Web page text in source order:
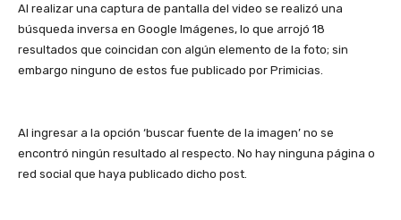
Al realizar una captura de pantalla del video se realizó una
búsqueda inversa en Google Imágenes, lo que arrojó 18
resultados que coincidan con algún elemento de la foto; sin
embargo ninguno de estos fue publicado por Primicias.
Al ingresar a la opción ‘buscar fuente de la imagen’ no se
encontró ningún resultado al respecto. No hay ninguna página o
red social que haya publicado dicho post.